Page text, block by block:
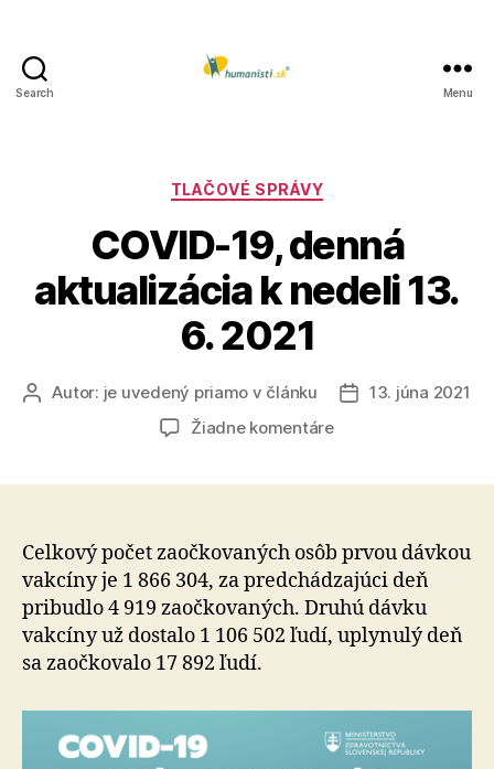
Search Menu
Kategórie
TLAČOVÉ SPRÁVY
COVID-19, denná
aktualizácia k nedeli 13.
6. 2021
AutorAutor: je uvedený priamo v článku
Dátum
13. júna 2021
Žiadne komentárena
k
nedeli
13.
6.
2021
Celkový počet zaočkovaných osôb prvou dávkou
vakcíny je 1 866 304, za predchádzajúci deň
pribudlo 4 919 zaočkovaných. Druhú dávku
vakcíny už dostalo 1 106 502 ľudí, uplynulý deň
sa zaočkovalo 17 892 ľudí.